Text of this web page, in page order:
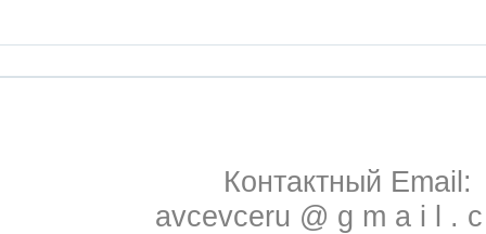
Контактный Email:
avcevceru @ g m a i l .